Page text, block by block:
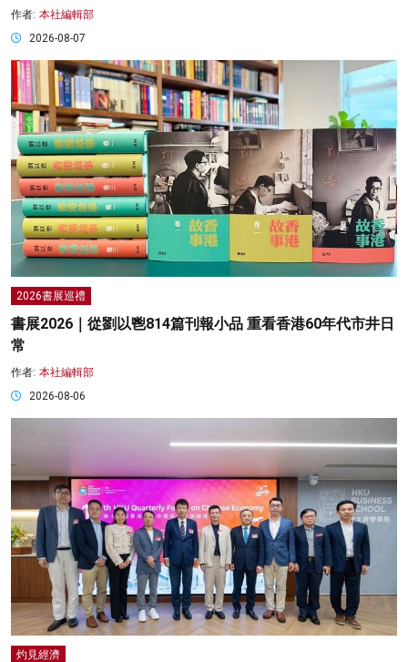
作者: 本社編輯部
2026-08-07
2026書展巡禮
書展2026｜從劉以鬯814篇刊報小品 重看香港60年代市井日
常
作者: 本社編輯部
2026-08-06
灼見經濟